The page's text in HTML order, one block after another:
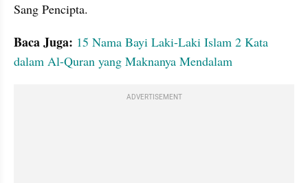
Sang Pencipta.
Baca Juga: 15 Nama Bayi Laki-Laki Islam 2 Kata
dalam Al-Quran yang Maknanya Mendalam
ADVERTISEMENT